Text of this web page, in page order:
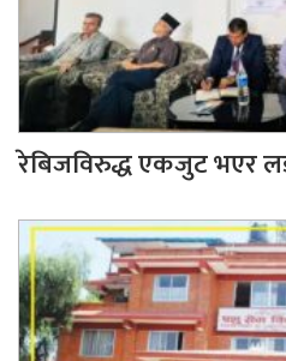
रेबिजविरुद्ध एकजुट भएर